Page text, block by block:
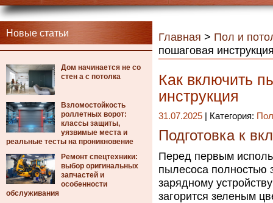
Новые статьи
Дом начинается не со
стен а с потолка
Взломостойкость
роллетных ворот:
классы защиты,
уязвимые места и
реальные тесты на проникновение
Ремонт спецтехники:
выбор оригинальных
запчастей и
особенности
обслуживания
Главная > Пол и
пошаговая
Как включить
инструкция
31.07.2025 | Категория:
Подготовка к
Перед первым
пылесоса полностью
зарядному
загорится зеленым